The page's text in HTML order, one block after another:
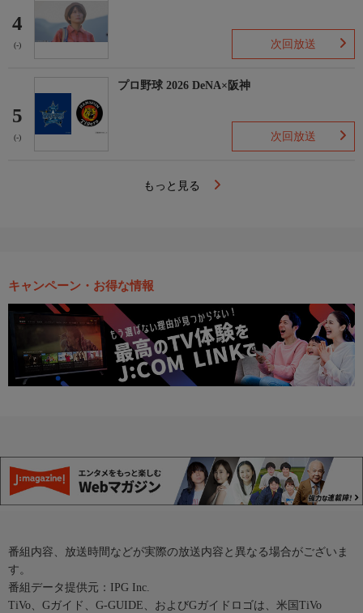
4
(-) 次回放送
5
(-)
プロ野球 2026 DeNA×阪神
次回放送
もっと見る
キャンペーン・お得な情報
番組内容、放送時間などが実際の放送内容と異なる場合がございま
す。
番組データ提供元：IPG Inc.
TiVo、Gガイド、G-GUIDE、およびGガイドロゴは、米国TiVo